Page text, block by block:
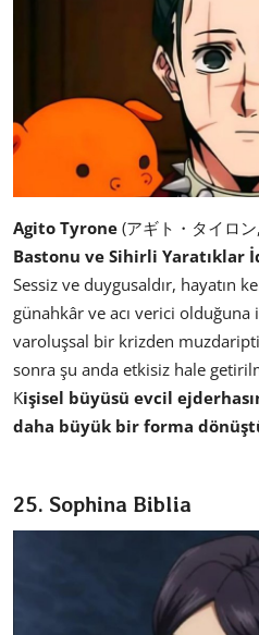
Agito Tyrone (アギト・タイロン,
Bastonu ve Sihirli Yaratıklar
Sessiz ve duygusaldır, hayatın
günahkâr ve acı verici olduğuna
varoluşsal bir krizden
sonra şu anda etkisiz hale
Kişisel büyüsü evcil
daha büyük bir forma
25. Sophina Biblia